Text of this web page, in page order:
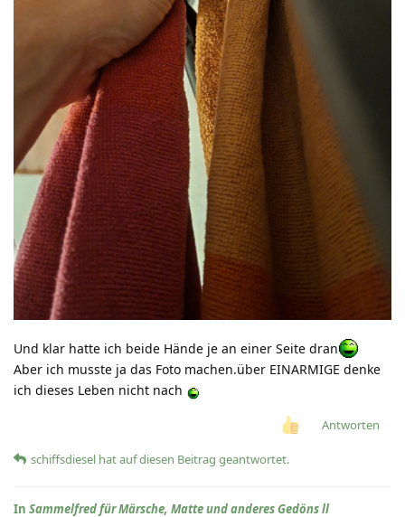
Und klar hatte ich beide Hände je an einer Seite dran
Aber ich musste ja das Foto machen.über EINARMIGE denke
ich dieses Leben nicht nach
Antworten
schiffsdiesel hatauf diesen Beitrag geantwortet.
In Sammelfred für Märsche, Matte und anderes Gedöns ll